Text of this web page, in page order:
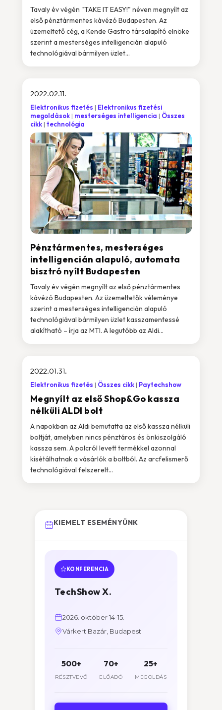
Tavaly év végén "TAKE IT EASY!" néven megnyílt az
első pénztármentes kávézó Budapesten. Az
üzemeltető cég, a Kende Gastro társalapító elnöke
szerint a mesterséges intelligencián alapuló
technológiával bármilyen üzlet...
Pénztármentes, mesterséges
intelligencián alapuló, automata
bisztró nyílt Budapesten
2022.02.11.
Elektronikus fizetés
Elektronikus fizetési
megoldások
mesterséges intelligencia
Összes
cikk technológia
Tavaly év végén megnyílt az első pénztármentes
kávézó Budapesten. Az üzemeltetők véleménye
szerint a mesterséges intelligencián alapuló
technológiával bármilyen üzlet kasszamentessé
alakítható – írja az MTI. A legutóbb az Aldi...
Megnyílt az első Shop&Go kassza
nélküli ALDI bolt
2022.01.31.
Elektronikus fizetés Összes cikk Paytechshow
A napokban az Aldi bemutatta az első kassza nélküli
boltját, amelyben nincs pénztáros és önkiszolgáló
kassza sem. A polcról levett termékkel azonnal
kisétálhatnak a vásárlók a boltból. Az arcfelismerő
technológiával felszerelt...
KIEMELT ESEMÉNYÜNK
KONFERENCIA
TechShow X.
2026. október 14-15.
Várkert Bazár, Budapest
500+
RÉSZTVEVŐ
70+
ELŐADÓ
25+
MEGOLDÁS